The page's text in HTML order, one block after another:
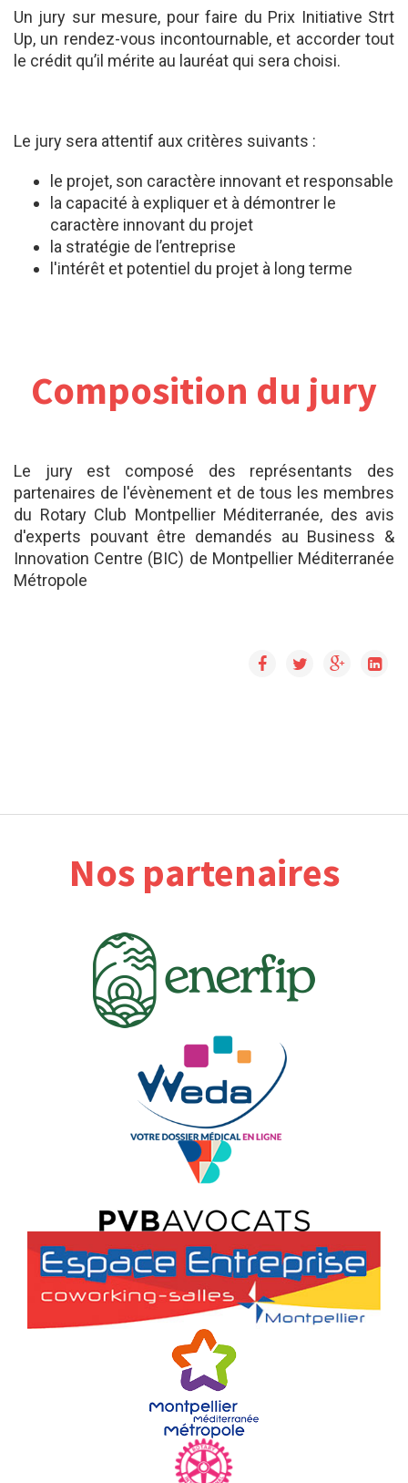
Un jury sur mesure, pour faire du Prix Initiative Strt
Up, un rendez-vous incontournable, et accorder tout
le crédit qu’il mérite au lauréat qui sera choisi.
Le jury sera attentif aux critères suivants :
le projet, son caractère innovant et responsable
la capacité à expliquer et à démontrer le
caractère innovant du projet
la stratégie de l’entreprise
l'intérêt et potentiel du projet à long terme
Composition du jury
Le jury est composé des représentants des
partenaires de l'évènement et de tous les membres
du Rotary Club Montpellier Méditerranée, des avis
d'experts pouvant être demandés au Business &
Innovation Centre (BIC) de Montpellier Méditerranée
Métropole
Nos partenaires